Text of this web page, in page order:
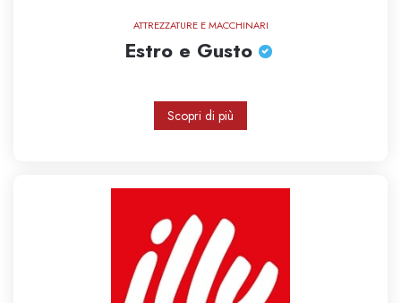
ATTREZZATURE E MACCHINARI
Estro e Gusto
Scopri di più